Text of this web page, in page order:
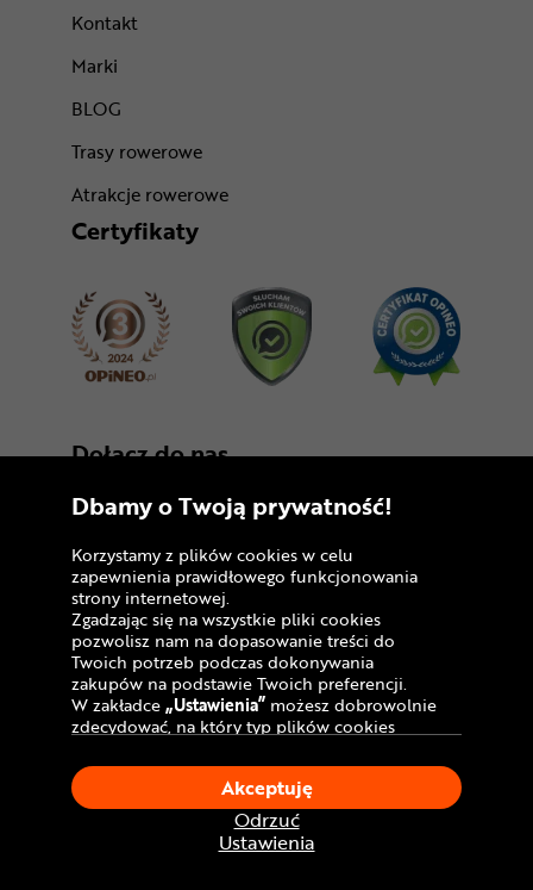
Kontakt
Marki
BLOG
Trasy rowerowe
Atrakcje rowerowe
Certyfikaty
Dołącz do nas
Copyright © 2005 - 2026
Polityka prywatności i zasady korzystania z
serwisu
Mapa witryny
Dbamy o Twoją prywatność!
Korzystamy z plików cookies w celu
zapewnienia prawidłowego funkcjonowania
strony internetowej.
Zgadzając się na wszystkie pliki cookies
pozwolisz nam na dopasowanie treści do
Twoich potrzeb podczas dokonywania
zakupów na podstawie Twoich preferencji.
W zakładce„Ustawienia” możesz dobrowolnie
zdecydować, na który typ plików cookies
Klikając„Akceptuję”, wyrażasz zgodę na
stosowanie ciasteczek zgodnie z ustawieniami
Twojej przeglądarki.
W dowolnym momencie, możesz dokonać
zmiany swojego wyboru klikając opcję
Ustawienia
Odrzuć
Akceptuję